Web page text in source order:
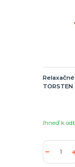
TORSTEN
Ihneď k